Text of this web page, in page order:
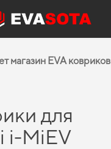
магазин EVA ковриков
для
i-MiEV